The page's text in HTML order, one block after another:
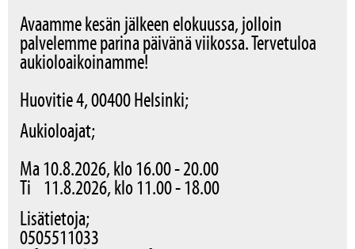
Avaamme kesän jälkeen elokuussa, jolloin
palvelemme parina päivänä viikossa. Tervetuloa
aukioloaikoinamme!
Huovitie 4, 00400 Helsinki;
Aukioloajat;
Ma 10.8.2026, klo 16.00 - 20.00
Ti 11.8.2026, klo 11.00 - 18.00
Lisätietoja;
0505511033